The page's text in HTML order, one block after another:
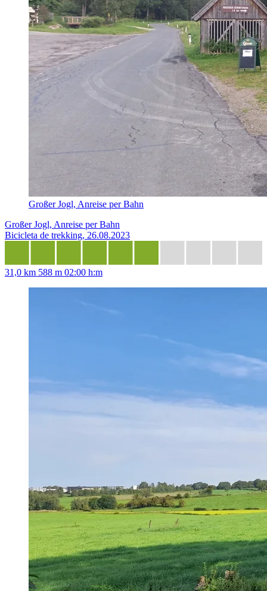
Großer Jogl, Anreise per Bahn
Großer Jogl, Anreise per Bahn
Bicicleta de trekking, 26.08.2023
31,0 km 588 m 02:00 h:m